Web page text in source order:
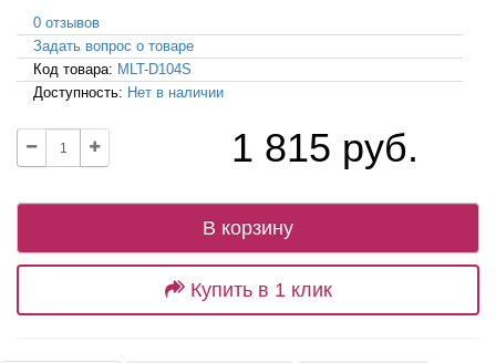
0 отзывов
Задать вопрос о товаре
Код товара: MLT-D104S
Доступность: Нет в наличии
1 815 руб.
В корзину
Купить в 1 клик